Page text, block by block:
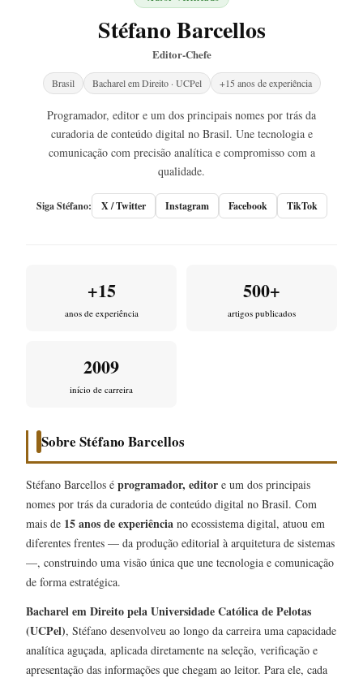
Stéfano Barcellos
Editor-Chefe
Brasil Bacharel em Direito · UCPel +15 anos de experiência
Programador, editor e um dos principais nomes por trás da
curadoria de conteúdo digital no Brasil. Une tecnologia e
comunicação com precisão analítica e compromisso com a
qualidade.
Siga Stéfano: X / Twitter Instagram Facebook TikTok
+15
anos de experiência
500+
artigos publicados
2009
início de carreira
Sobre Stéfano Barcellos
Stéfano Barcellos é programador, editor e um dos principais
nomes por trás da curadoria de conteúdo digital no Brasil. Com
mais de 15 anos de experiência no ecossistema digital, atuou em
diferentes frentes — da produção editorial à arquitetura de sistemas
—, construindo uma visão única que une tecnologia e comunicação
de forma estratégica.
Bacharel em Direito pela Universidade Católica de Pelotas
(UCPel), Stéfano desenvolveu ao longo da carreira uma capacidade
analítica aguçada, aplicada diretamente na seleção, verificação e
apresentação das informações que chegam ao leitor. Para ele, cada